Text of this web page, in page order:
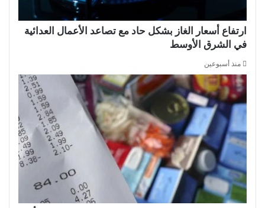
ارتفاع أسعار الغاز بشكل حاد مع تصاعد الأعمال العدائية
في الشرق الأوسط
منذ أسبوعين